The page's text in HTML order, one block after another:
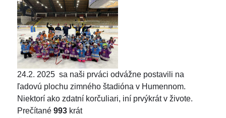
24.2. 2025 sa naši prváci odvážne postavili na
ľadovú plochu zimného štadióna v Humennom.
Niektorí ako zdatní korčuliari, iní prvýkrát v živote.
Prečítané 993 krát